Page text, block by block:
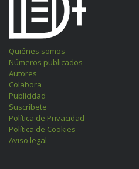
Quiénes somos
Números publicados
Autores
Colabora
Publicidad
Suscríbete
Política de Privacidad
Política de Cookies
Aviso legal